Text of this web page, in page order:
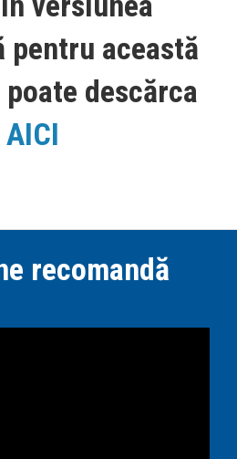
pentru această
descărca
AICI
recomandă